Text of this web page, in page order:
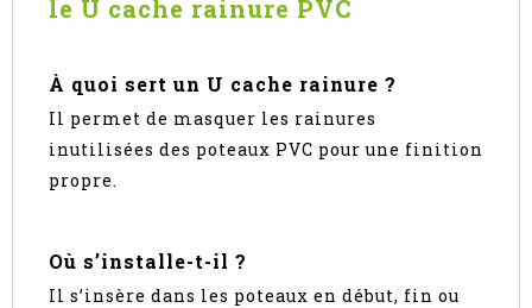
le U cache rainure PVC
À quoi sert un U cache rainure ?
Il permet de masquer les rainures
inutilisées des poteaux PVC pour une finition
propre.
Où s’installe-t-il ?
Il s’insère dans les poteaux en début, fin ou